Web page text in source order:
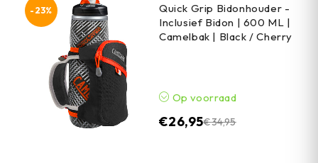
-23%
Quick Grip Bidonhouder -
Inclusief Bidon | 600 ML |
Camelbak | Black / Cherry
Op voorraad
€34,95
€26,95